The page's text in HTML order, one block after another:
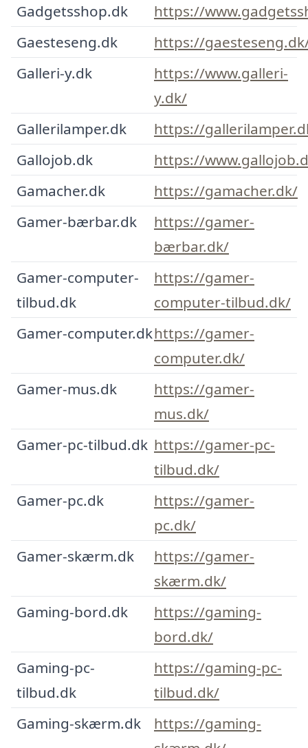
Gadgetsshop.dk
https://
Gaesteseng.dk
https://
Galleri-y.dk
https://www.galleri-
y.dk/
Gallerilamper.dk
https://
Gallojob.dk
https://
Gamacher.dk
https://gamacher.dk/
Gamer-bærbar.dk
https://gamer-
bærbar.dk/
Gamer-computer-
tilbud.dk
https://gamer-
computer-tilbud.dk/
Gamer-computer.dkhttps://gamer-
computer.dk/
Gamer-mus.dk
https://gamer-
mus.dk/
Gamer-pc-tilbud.dk https://gamer-pc-
tilbud.dk/
Gamer-pc.dk
https://gamer-
pc.dk/
Gamer-skærm.dk
https://gamer-
skærm.dk/
Gaming-bord.dk
https://gaming-
bord.dk/
Gaming-pc-
tilbud.dk
https://gaming-pc-
tilbud.dk/
Gaming-skærm.dk
https://gaming-